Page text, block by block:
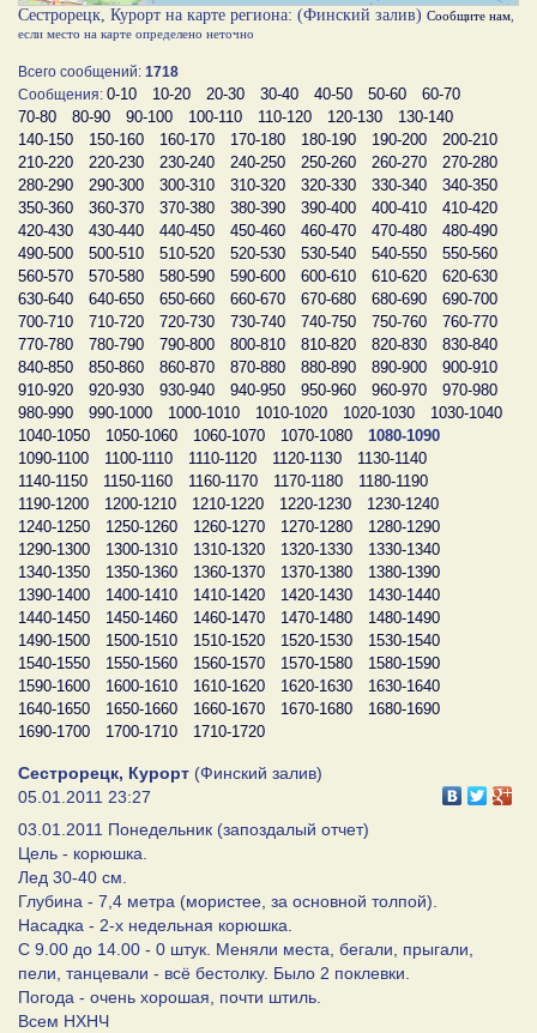
Сестрорецк, Курорт на карте региона: (Финский залив) Сообщите нам
если место на карте определено неточно
Всего сообщений: 1718
Сообщения: 0-10 10-20 20-30 30-40 40-50 50-60
60-70
70-80
80-90 90-100 100-110 110-120 120-130
130-140
140-150
150-160 160-170 170-180 180-190 190-200
200-210
210-220
220-230 230-240 240-250 250-260 260-270
270-280
280-290
290-300 300-310 310-320 320-330 330-340
340-350
350-360
360-370 370-380 380-390 390-400 400-410
410-420
420-430
430-440 440-450 450-460 460-470 470-480
480-490
490-500
500-510 510-520 520-530 530-540 540-550
550-560
560-570
570-580 580-590 590-600 600-610 610-620
620-630
630-640
640-650 650-660 660-670 670-680 680-690
690-700
700-710
710-720 720-730 730-740 740-750 750-760
760-770
770-780
780-790 790-800 800-810 810-820 820-830
830-840
840-850
850-860 860-870 870-880 880-890 890-900
900-910
910-920
920-930 930-940 940-950 950-960 960-970
970-980
980-990
990-1000 1000-1010 1010-1020 1020-1030
1030-1040
1040-1050
1050-1060 1060-1070 1070-1080
1080-1090
1090-1100
1100-1110 1110-1120 1120-1130
1130-1140
1140-1150
1150-1160 1160-1170 1170-1180
1180-1190
1190-1200
1200-1210 1210-1220 1220-1230
1230-1240
1240-1250
1250-1260 1260-1270 1270-1280
1280-1290
1290-1300
1300-1310 1310-1320 1320-1330
1330-1340
1340-1350
1350-1360 1360-1370 1370-1380
1380-1390
1390-1400
1400-1410 1410-1420 1420-1430
1430-1440
1440-1450
1450-1460 1460-1470 1470-1480
1480-1490
1490-1500
1500-1510 1510-1520 1520-1530
1530-1540
1540-1550
1550-1560 1560-1570 1570-1580
1580-1590
1590-1600
1600-1610 1610-1620 1620-1630
1630-1640
1640-1650
1650-1660 1660-1670 1670-1680
1680-1690
1690-1700
1700-1710 1710-1720
Сестрорецк, Курорт (Финский залив)
05.01.2011 23:27
03.01.2011 Понедельник (запоздалый отчет)
Цель - корюшка.
Лед 30-40 см.
Глубина - 7,4 метра (мористее, за основной толпой).
Насадка - 2-х недельная корюшка.
С 9.00 до 14.00 - 0 штук. Меняли места, бегали, прыгали,
пели, танцевали - всё бестолку. Было 2 поклевки.
Погода - очень хорошая, почти штиль.
Всем НХНЧ